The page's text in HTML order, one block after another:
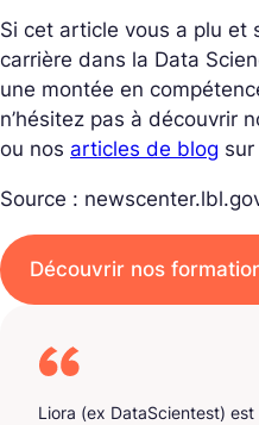
Si cet article vous a plu et
carrière dans la Data
une montée en
n’hésitez pas à découvrir
ou nos articles de blog
Source :
Découvrir nos
Liora (ex DataScientest)